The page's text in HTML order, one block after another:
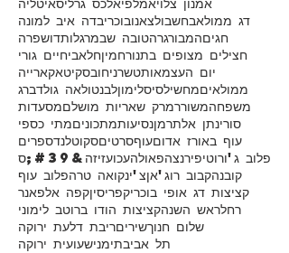
בדה איב למונהבוכריבולצאנובחשדג ממולא
דושפרההטובה שבמרגלותהמבורגרחגים
חיים גוריחלאביחמיןחצילים מצופים בתנור
טאקארייהטשרניחובסקייום העצמאות
לאה גולדברגלבנטולימוןלסיסמחשיממולאים
מסעדותמרק שאריות מושלםמשוררמשפחה
מתי כספימתכוניםנסיעותנתן אלתרמןסורי
ספריםסקוטלנדסרטיםעוףעוף באורז אדום
עזיזה&#39;סעכופאולהפירנצהפלוב ג'ורוטי
פלוב עוףצ'ינקואה טרהקבוב רוג'אןקובנה
קפה אלפאנרקפריסיןקציצות דג אופי בוכרי
קציצות הודו ברוטב לימוניראש השנהרחל
ריבת דלעת ירוקהשיריםשלום חנוך
שעועית ירוקהתימניתל אביב